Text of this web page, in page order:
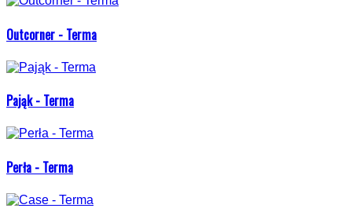
Outcorner - Terma
Pająk - Terma
Perła - Terma